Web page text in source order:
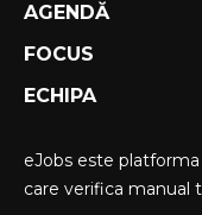
AGENDĂ
FOCUS
ECHIPA
eJobs este
care verifica manual